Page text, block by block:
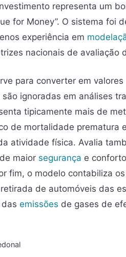
representa um
for Money”. O sistema foi
experiência em
nacionais de avaliação
para converter em
ignoradas em análises
tipicamente mais de
de mortalidade prematura
atividade física. Avalia
maior segurança e
fim, o modelo contabiliza
de automóveis das
das emissões de gases de